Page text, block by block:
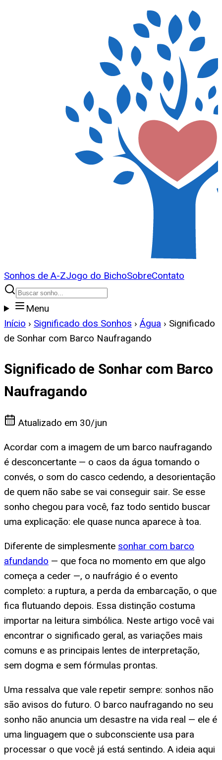
Sonhos de A-ZJogo do BichoSobreContato
Menu
Início › Significado dos Sonhos › Água › Significado
de Sonhar com Barco Naufragando
Significado de Sonhar com Barco
Naufragando
Atualizado em 30/jun
Acordar com a imagem de um barco naufragando
é desconcertante — o caos da água tomando o
convés, o som do casco cedendo, a desorientação
de quem não sabe se vai conseguir sair. Se esse
sonho chegou para você, faz todo sentido buscar
uma explicação: ele quase nunca aparece à toa.
Diferente de simplesmente sonhar com barco
afundando — que foca no momento em que algo
começa a ceder —, o naufrágio é o evento
completo: a ruptura, a perda da embarcação, o que
fica flutuando depois. Essa distinção costuma
importar na leitura simbólica. Neste artigo você vai
encontrar o significado geral, as variações mais
comuns e as principais lentes de interpretação,
sem dogma e sem fórmulas prontas.
Uma ressalva que vale repetir sempre: sonhos não
são avisos do futuro. O barco naufragando no seu
sonho não anuncia um desastre na vida real — ele é
uma linguagem que o subconsciente usa para
processar o que você já está sentindo. A ideia aqui